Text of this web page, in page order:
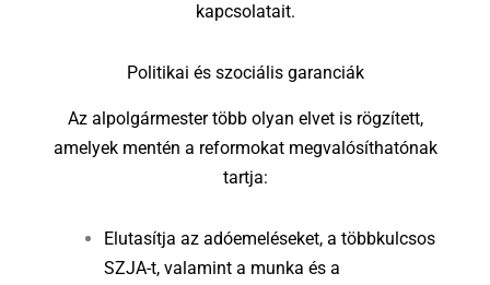
kapcsolatait.
Politikai és szociális garanciák
Az alpolgármester több olyan elvet is rögzített,
amelyek mentén a reformokat megvalósíthatónak
tartja:
Elutasítja az adóemeléseket, a többkulcsos
SZJA-t, valamint a munka és a